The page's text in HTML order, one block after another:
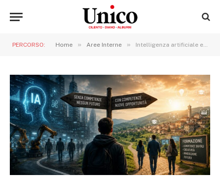
PERCORSO: Home » Aree Interne » Intelligenza artificiale e lavoro: il vero rischio non è perdere il posto, ma essere esclusi dal futuro